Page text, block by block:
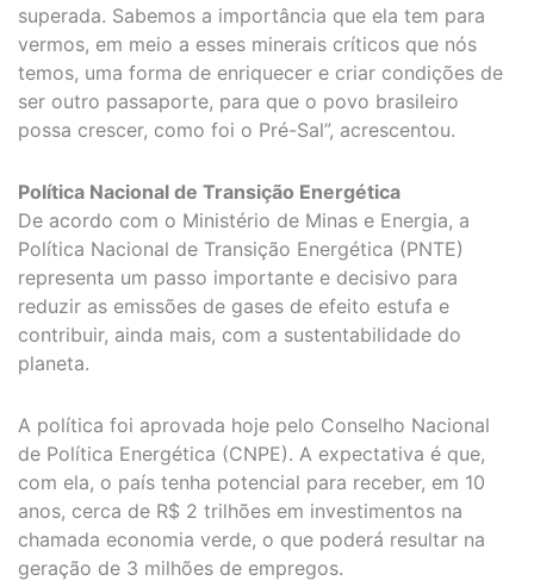
superada. Sabemos a importância que ela tem para
vermos, em meio a esses minerais críticos que nós
temos, uma forma de enriquecer e criar condições de
ser outro passaporte, para que o povo brasileiro
possa crescer, como foi o Pré-Sal”, acrescentou.
Política Nacional de Transição Energética
De acordo com o Ministério de Minas e Energia, a
Política Nacional de Transição Energética (PNTE)
representa um passo importante e decisivo para
reduzir as emissões de gases de efeito estufa e
contribuir, ainda mais, com a sustentabilidade do
planeta.
A política foi aprovada hoje pelo Conselho Nacional
de Política Energética (CNPE). A expectativa é que,
com ela, o país tenha potencial para receber, em 10
anos, cerca de R$ 2 trilhões em investimentos na
chamada economia verde, o que poderá resultar na
geração de 3 milhões de empregos.